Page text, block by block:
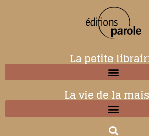
La petite
La vie de la